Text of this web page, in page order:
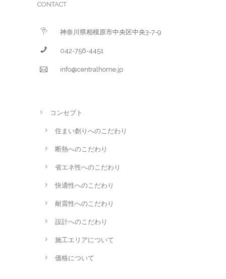
CONTACT
神奈川県相模原市中央区中央3-7-9
042-756-4451
info@centralhome.jp
コンセプト
住まい創りへのこだわり
断熱へのこだわり
省エネ性へのこだわり
快適性へのこだわり
耐震性へのこだわり
設計へのこだわり
施工エリアについて
価格について